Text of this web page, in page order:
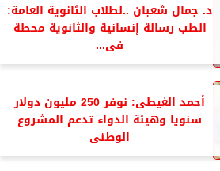
د. جمال شعبان ..لطلاب الثانوية العامة:
الطب رسالة إنسانية والثانوية محطة
فى...
أحمد الغيطى: نوفر 250 مليون دولار
سنويا وهيئة الدواء تدعم المشروع
الوطنى